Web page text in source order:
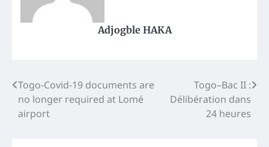
Adjogble HAKA
Post
navigation
Togo-Covid-19 documents are
no longer required at Lomé
airport
Togo–Bac II :
Délibération dans
24 heures